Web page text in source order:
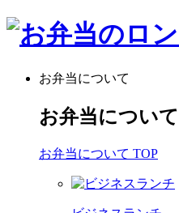
お弁当について
お弁当について
お弁当について TOP